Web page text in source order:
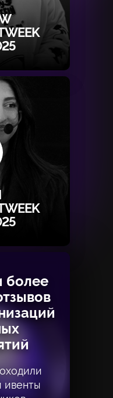
ивенты
ивенты
более
более